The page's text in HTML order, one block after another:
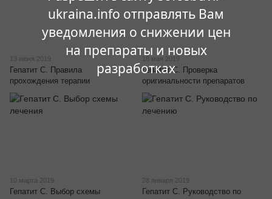
ukraina.info отправлять Вам
уведомления о снижении цен
на препараты и новых
разработках
13 июня 2019
Гепатит С. Правила
прохождения терапии
18 мая 2019
Гепатит С. Проверка
оригинальности препаратов
10 марта 2019
Гепатит С. Выбор схемы
28 января 2019
Гепатит С. Руководство по